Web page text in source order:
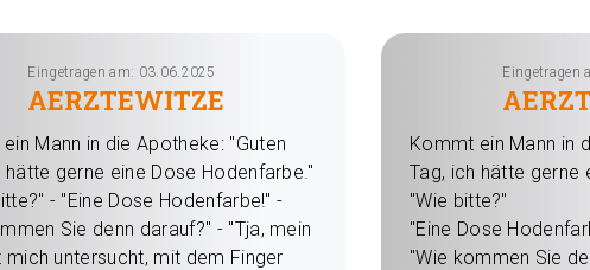
Eingetragen am: 03.06.2025
AERZTEWITZE
Mann in die Apotheke: "Guten
hätte gerne eine Dose Hodenfarbe."
- "Eine Dose Hodenfarbe!" -
Sie denn darauf?" - "Tja, mein
mich untersucht, mit dem Finger
Eingetragen
Kommt ein Mann in
Tag, ich hätte gerne
"Wie bitte?"
"Eine Dose
"Wie kommen Sie